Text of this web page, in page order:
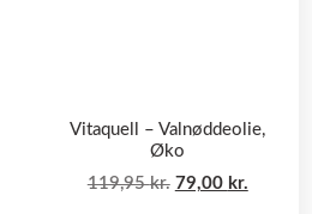
Vitaquell – Valnøddeolie,
Øko
119,95kr. 79,00 kr.